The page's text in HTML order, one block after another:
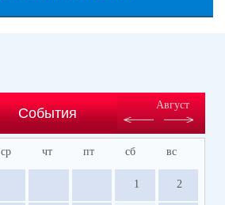
События
Август
ср чт пт сб вс
1 2